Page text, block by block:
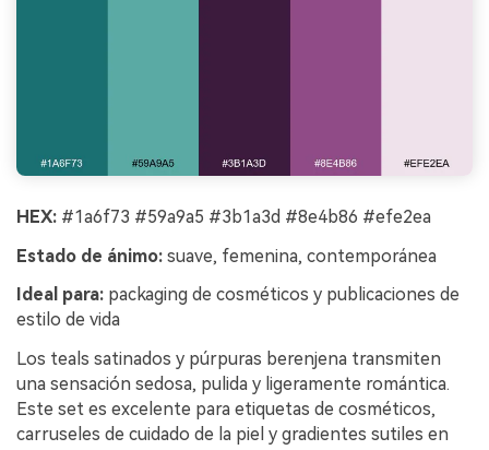
HEX: #1a6f73 #59a9a5 #3b1a3d #8e4b86 #efe2ea
Estado de ánimo: suave, femenina, contemporánea
Ideal para: packaging de cosméticos y publicaciones de
estilo de vida
Los teals satinados y púrpuras berenjena transmiten
una sensación sedosa, pulida y ligeramente romántica.
Este set es excelente para etiquetas de cosméticos,
carruseles de cuidado de la piel y gradientes sutiles en